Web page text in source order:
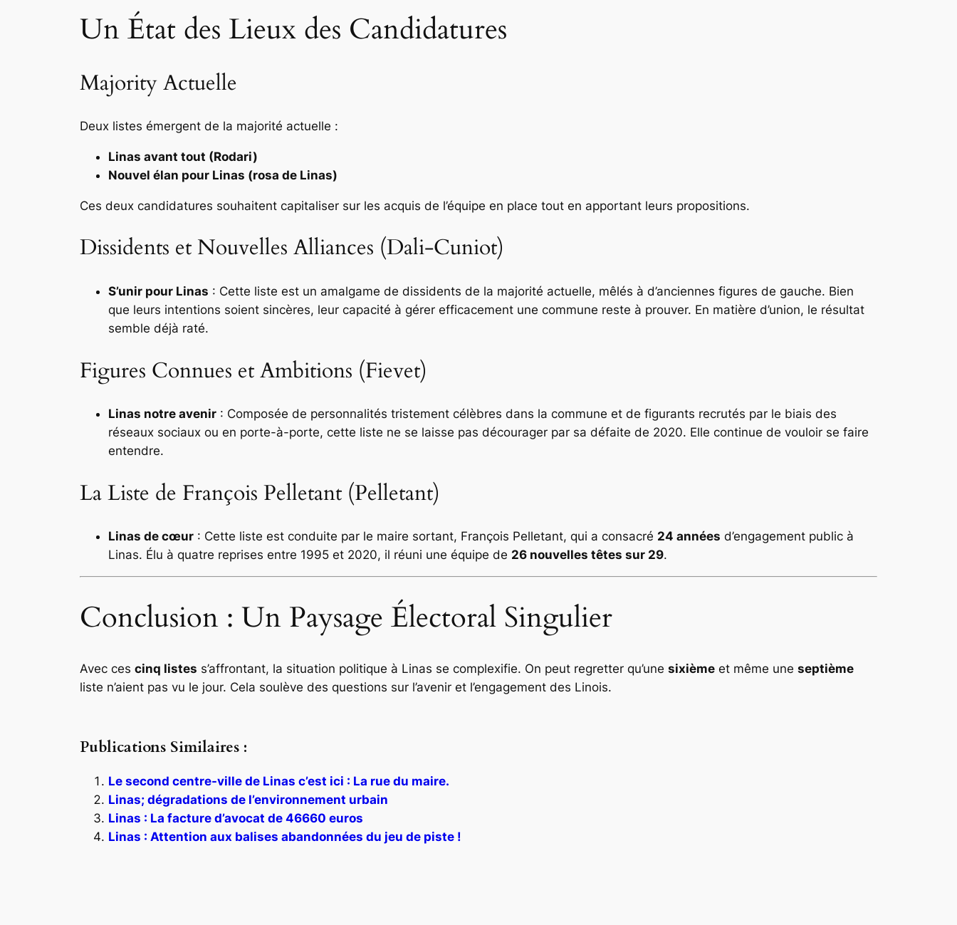
Un État des Lieux des Candidatures
Majority Actuelle
Deux listes émergent de la majorité actuelle :
Linas avant tout (Rodari)
Nouvel élan pour Linas (rosa de Linas)
Ces deux candidatures souhaitent capitaliser sur les acquis de l’équipe en place tout en apportant leurs propositions.
Dissidents et Nouvelles Alliances (Dali-Cuniot)
S’unir pour Linas : Cette liste est un amalgame de dissidents de la majorité actuelle, mêlés à d’anciennes figures de gauche. Bien
que leurs intentions soient sincères, leur capacité à gérer efficacement une commune reste à prouver. En matière d’union, le résultat
semble déjà raté.
Figures Connues et Ambitions (Fievet)
Linas notre avenir : Composée de personnalités tristement célèbres dans la commune et de figurants recrutés par le biais des
réseaux sociaux ou en porte-à-porte, cette liste ne se laisse pas décourager par sa défaite de 2020. Elle continue de vouloir se faire
entendre.
La Liste de François Pelletant (Pelletant)
Linas de cœur : Cette liste est conduite par le maire sortant, François Pelletant, qui a consacré 24 années d’engagement public à
Linas. Élu à quatre reprises entre 1995 et 2020, il réuni une équipe de 26 nouvelles têtes sur 29.
Conclusion : Un Paysage Électoral Singulier
Avec ces cinq listes s’affrontant, la situation politique à Linas se complexifie. On peut regretter qu’une sixième et même une septième
liste n’aient pas vu le jour. Cela soulève des questions sur l’avenir et l’engagement des Linois.
Publications Similaires :
Le second centre-ville de Linas c’est ici : La rue du maire.
Linas; dégradations de l’environnement urbain
Linas : La facture d’avocat de 46660 euros
Linas : Attention aux balises abandonnées du jeu de piste !